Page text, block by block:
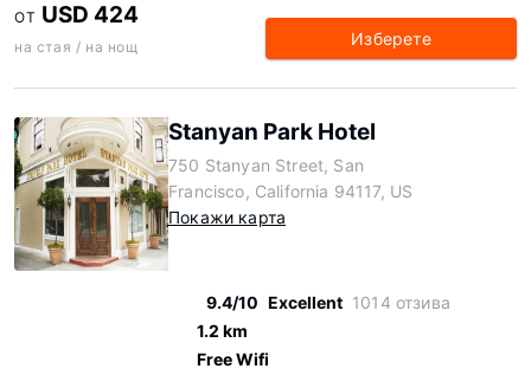
ОТ USD 424
на стая / на нощ Изберете
Stanyan Park Hotel
750 Stanyan Street, San
Francisco, California 94117, US
Покажи карта
9.4/10 Excellent 1014 отзива
1.2 km
Free Wifi